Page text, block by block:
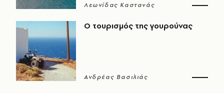
Λεωνίδας Καστανάς
Ο τουρισμός της γουρούνας
Ανδρέας Βασιλιάς